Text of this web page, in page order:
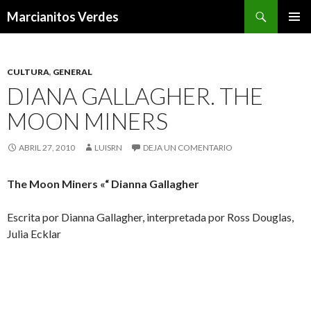
Marcianitos Verdes
CULTURA, GENERAL
DIANA GALLAGHER. THE
MOON MINERS
ABRIL 27, 2010 LUISRN DEJA UN COMENTARIO
The Moon Miners «“ Dianna Gallagher
Escrita por Dianna Gallagher, interpretada por Ross Douglas,
Julia Ecklar